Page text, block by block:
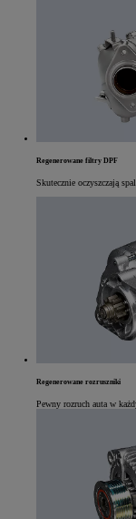
Regenerowane filtry DPF
Skutecznie oczyszczają
Regenerowane rozruszniki
Pewny rozruch auta w